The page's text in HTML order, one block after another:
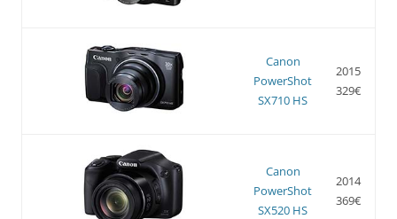
Canon
PowerShot
SX710 HS
2015
329€
Canon
PowerShot
SX520 HS
2014
369€